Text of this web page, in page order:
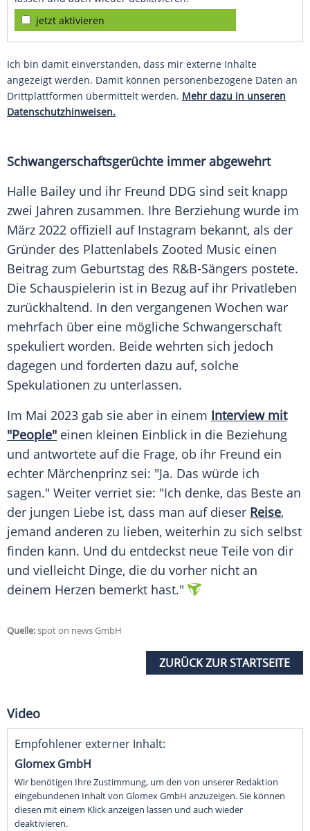
jetzt aktivieren
Ich bin damit einverstanden, dass mir externe Inhalte
angezeigt werden. Damit können personenbezogene Daten an
Drittplattformen übermittelt werden. Mehr dazu in unseren
Datenschutzhinweisen.
Schwangerschaftsgerüchte immer abgewehrt
Halle Bailey und ihr Freund DDG sind seit knapp
zwei Jahren zusammen. Ihre Berziehung wurde im
März 2022 offiziell auf Instagram bekannt, als der
Gründer des Plattenlabels Zooted Music einen
Beitrag zum Geburtstag des R&B-Sängers postete.
Die Schauspielerin ist in Bezug auf ihr Privatleben
zurückhaltend. In den vergangenen Wochen war
mehrfach über eine mögliche Schwangerschaft
spekuliert worden. Beide wehrten sich jedoch
dagegen und forderten dazu auf, solche
Spekulationen zu unterlassen.
Im Mai 2023 gab sie aber in einem Interview mit
"People" einen kleinen Einblick in die Beziehung
und antwortete auf die Frage, ob ihr Freund ein
echter Märchenprinz sei: "Ja. Das würde ich
sagen." Weiter verriet sie: "Ich denke, das Beste an
der jungen Liebe ist, dass man auf dieser Reise,
jemand anderen zu lieben, weiterhin zu sich selbst
finden kann. Und du entdeckst neue Teile von dir
und vielleicht Dinge, die du vorher nicht an
deinem Herzen bemerkt hast."
Quelle:spot on news GmbH
ZURÜCK ZUR STARTSEITE
Video
Empfohlener externer Inhalt:
Glomex GmbH
Wir benötigen Ihre Zustimmung, um den von unserer Redaktion
eingebundenen Inhalt von Glomex GmbH anzuzeigen. Sie können
diesen mit einem Klick anzeigen lassen und auch wieder
deaktivieren.